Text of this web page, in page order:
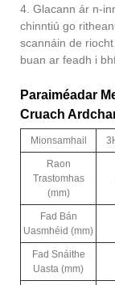
4. Glacann ár n-
chinntiú go
scannáin de
buan ar feadh i
Paraiméadar
Cruach
Mionsamhail
Raon
Trastomhas
(mm)
Fad Bán
Uasmhéid (mm)
Fad Snáithe
Uasta (mm)